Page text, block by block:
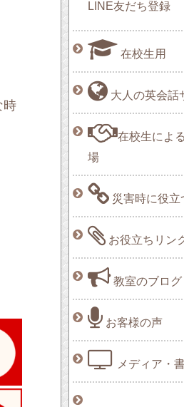
時
LINE友だち登録
在校生用
大人の英会話
在校生によ
場
災害時に役
お役立ちリン
教室のブロ
お客様の声
メディア・